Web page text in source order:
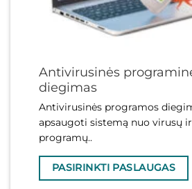
Antivirusinės
diegimas
Antivirusinės programos
apsaugoti sistemą nuo virusų
programų..
PASIRINKTI PASLAUGAS